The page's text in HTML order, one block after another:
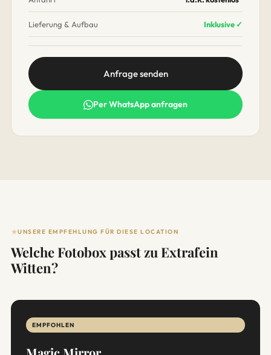
Lieferung & Aufbau Inklusive ✓
Anfrage senden
Per WhatsApp anfragen
UNSERE EMPFEHLUNG FÜR DIESE LOCATION
Welche Fotobox passt zu Extrafein
Witten?
EMPFOHLEN